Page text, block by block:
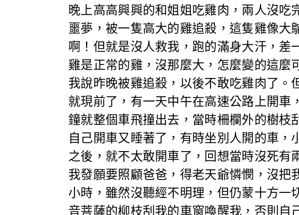
晚上高高興興的和姐姐吃雞肉，兩人沒
噩夢，被一隻高大的雞追殺，這隻雞像
啊！但就是沒人救我，跑的滿身大汗，
雞是正常的雞，沒那麼大，怎麼變的這麼
我說昨晚被雞追殺，以後不敢吃雞肉了
就現前了，有一天中午在高速公路上開
鐘就整個車飛撞出去，當時柵欄外的樹枝
自己開車又睡著了，有時坐別人開的車
之後，就不太敢開車了，回想當時沒死有
我發願要照顧爸爸，得老天爺憐憫，沒
小時，雖然沒聽經不明理，但仍蒙十方
音菩薩的柳枝刮我的車窗喚醒我，否則自